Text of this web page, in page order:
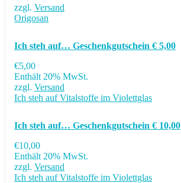
zzgl. Versand
Origosan
Ich steh auf… Geschenkgutschein € 5,00
€5,00
Enthält 20% MwSt.
zzgl. Versand
Ich steh auf Vitalstoffe im Violettglas
Ich steh auf… Geschenkgutschein € 10,00
€10,00
Enthält 20% MwSt.
zzgl. Versand
Ich steh auf Vitalstoffe im Violettglas